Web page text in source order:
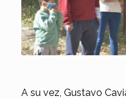
A su vez, Gustavo